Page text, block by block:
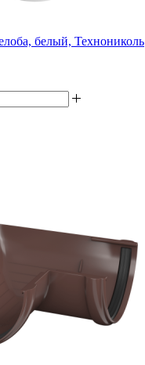
белый, Технониколь